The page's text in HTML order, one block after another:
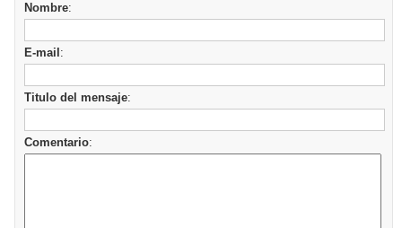
Nombre:
E-mail :
Titulo del mensaje:
Comentario: